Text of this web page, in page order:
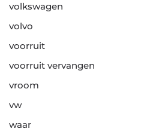
volkswagen
volvo
voorruit
voorruit vervangen
vroom
vw
waar